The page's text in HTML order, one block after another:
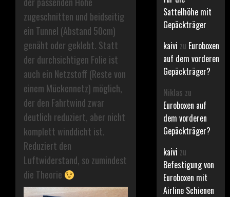
zugeschnitten und beidseitig
ein Tunnel (Abstand 50cm)
genäht oder geklebt. Statt
der durchsichtigen Folie ist
auch ein Netzstoff (Reste von
einem Mückennetz) möglich,
der den Fahrtwind zwar
deutlich reduziert, aber nicht
komplett winddicht ist.
Reduziert den
Luftwiderstand, so zumindest
die Theorie
Sattelhöhe mit
Gepäckträger
kaivi zu Euroboxen
auf dem vorderen
Gepäckträger?
Niklas zu
Euroboxen auf
dem vorderen
Gepäckträger?
kaivi zu
Befestigung von
Euroboxen mit
Airline Schienen